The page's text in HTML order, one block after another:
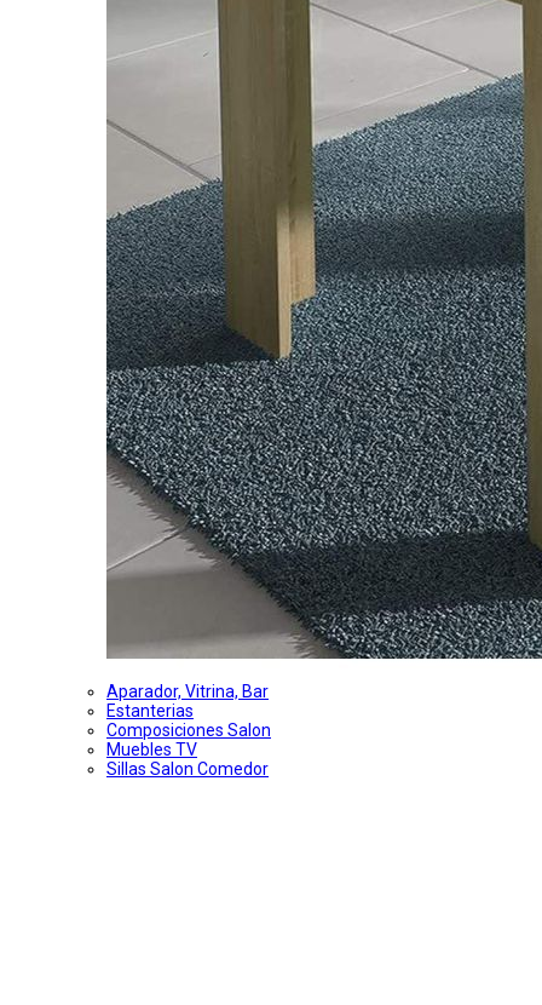
Aparador, Vitrina, Bar
Estanterias
Composiciones Salon
Muebles TV
Sillas Salon Comedor